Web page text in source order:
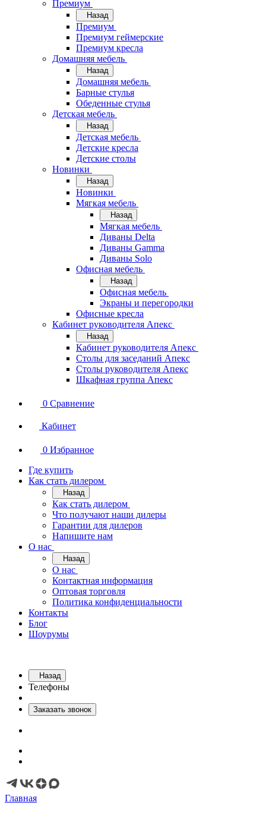
Премиум
Назад
Премиум
Премиум геймерские
Премиум кресла
Домашняя мебель
Назад
Домашняя мебель
Барные стулья
Обеденные стулья
Детская мебель
Назад
Детская мебель
Детские кресла
Детские столы
Новинки
Назад
Новинки
Мягкая мебель
Назад
Мягкая мебель
Диваны Delta
Диваны Gamma
Диваны Solo
Офисная мебель
Назад
Офисная мебель
Экраны и перегородки
Офисные кресла
Кабинет руководителя Апекс
Назад
Кабинет руководителя Апекс
Столы для заседаний Апекс
Столы руководителя Апекс
Шкафная группа Апекс
0 Сравнение
Кабинет
0 Избранное
Где купить
Как стать дилером
Назад
Как стать дилером
Что получают наши дилеры
Гарантии для дилеров
Напишите нам
О нас
Назад
О нас
Контактная информация
Оптовая торговля
Политика конфиденциальности
Контакты
Блог
Шоурумы
Назад
Телефоны
Заказать звонок
Главная